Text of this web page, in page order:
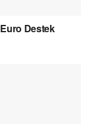
Destek